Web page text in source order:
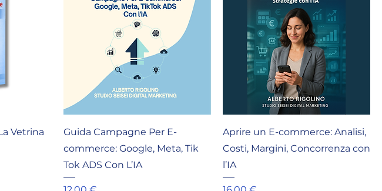
Vetrina
Guida Campagne Per E-
commerce: Google, Meta, Tik
Tok ADS Con L’IA
Aprire un E-commerce: Analisi,
Costi, Margini, Concorrenza con
l’IA